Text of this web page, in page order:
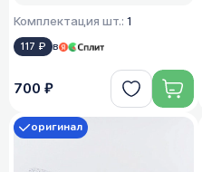
Комплектация шт.: 1
117 ₽ в
700 ₽
оригинал